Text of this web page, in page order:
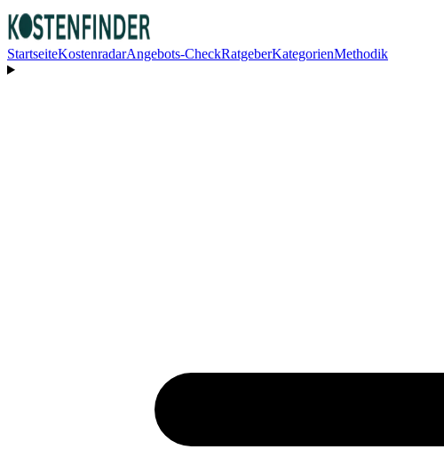
StartseiteKostenradarAngebots-CheckRatgeberKategorienMethodik